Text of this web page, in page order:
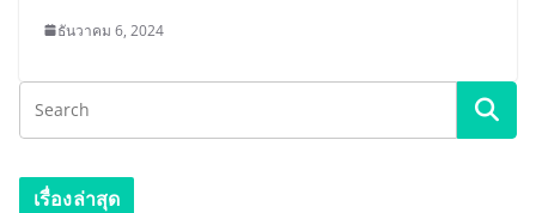
ธันวาคม 6, 2024
เรื่องล่าสุด